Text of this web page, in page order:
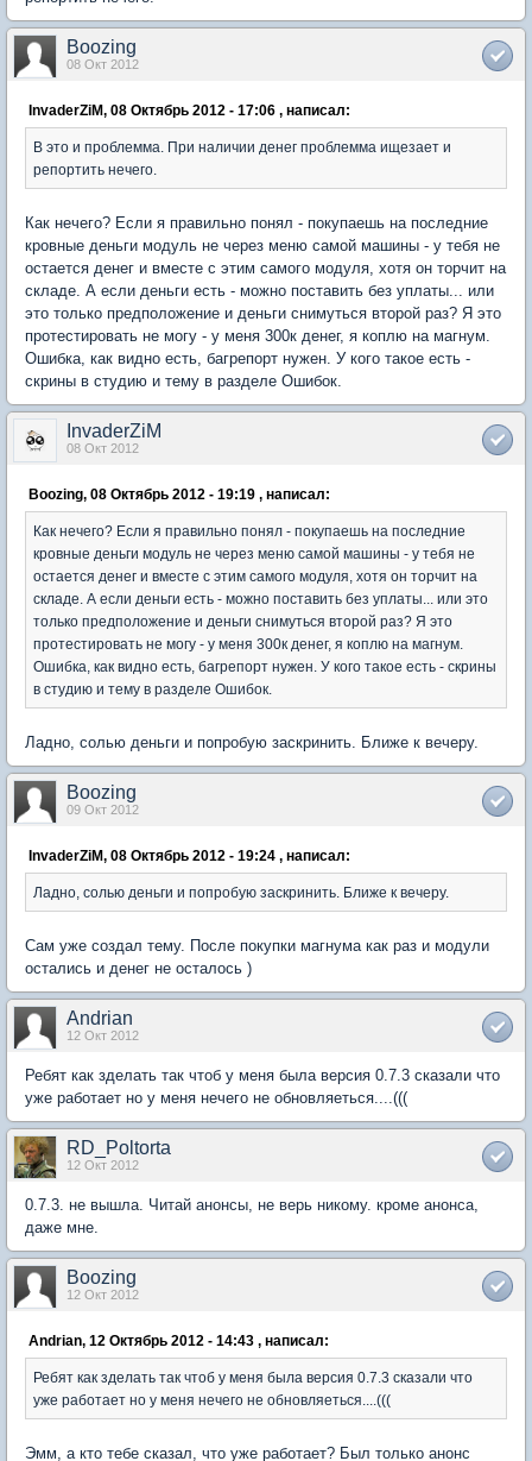
Boozing
08 Окт 2012
InvaderZiM, 08 Октябрь 2012 - 17:06 , написал:
В это и проблемма. При наличии денег проблемма ищезает и
репортить нечего.
Как нечего? Если я правильно понял - покупаешь на последние
кровные деньги модуль не через меню самой машины - у тебя не
остается денег и вместе с этим самого модуля, хотя он торчит на
складе. А если деньги есть - можно поставить без уплаты... или
это только предположение и деньги снимуться второй раз? Я это
протестировать не могу - у меня 300к денег, я коплю на магнум.
Ошибка, как видно есть, багрепорт нужен. У кого такое есть -
скрины в студию и тему в разделе Ошибок.
InvaderZiM
08 Окт 2012
Boozing, 08 Октябрь 2012 - 19:19 , написал:
Как нечего? Если я правильно понял - покупаешь на последние
кровные деньги модуль не через меню самой машины - у тебя не
остается денег и вместе с этим самого модуля, хотя он торчит на
складе. А если деньги есть - можно поставить без уплаты... или это
только предположение и деньги снимуться второй раз? Я это
протестировать не могу - у меня 300к денег, я коплю на магнум.
Ошибка, как видно есть, багрепорт нужен. У кого такое есть - скрины
в студию и тему в разделе Ошибок.
Ладно, солью деньги и попробую заскринить. Ближе к вечеру.
Boozing
09 Окт 2012
InvaderZiM, 08 Октябрь 2012 - 19:24 , написал:
Ладно, солью деньги и попробую заскринить. Ближе к вечеру.
Сам уже создал тему. После покупки магнума как раз и модули
остались и денег не осталось )
Andrian
12 Окт 2012
Ребят как зделать так чтоб у меня была версия 0.7.3 сказали что
уже работает но у меня нечего не обновляеться....(((
RD_Poltorta
12 Окт 2012
0.7.3. не вышла. Читай анонсы, не верь никому. кроме анонса,
даже мне.
Boozing
12 Окт 2012
Andrian, 12 Октябрь 2012 - 14:43 , написал:
Ребят как зделать так чтоб у меня была версия 0.7.3 сказали что
уже работает но у меня нечего не обновляеться....(((
Эмм, а кто тебе сказал, что уже работает? Был только анонс